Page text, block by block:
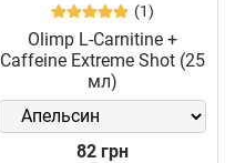
(1)
Olimp L-Carnitine +
Caffeine Extreme Shot (25
мл)
82 грн